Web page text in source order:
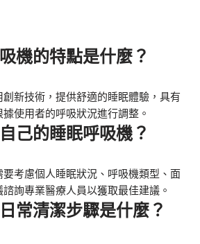
機的特點是什麼？
新技術，提供舒適的睡眠體驗，具有
使用者的呼吸狀況進行調整。
己的睡眠呼吸機？
考慮個人睡眠狀況、呼吸機類型、面
詢專業醫療人員以獲取最佳建議。
常清潔步驟是什麼？